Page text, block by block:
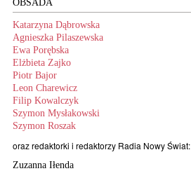
OBSADA
Katarzyna Dąbrowska
Agnieszka Pilaszewska
Ewa Porębska
Elżbieta Zajko
Piotr Bajor
Leon Charewicz
Filip Kowalczyk
Szymon Mysłakowski
Szymon Roszak
oraz redaktorki i redaktorzy Radia Nowy Świat:
Zuzanna Iłenda